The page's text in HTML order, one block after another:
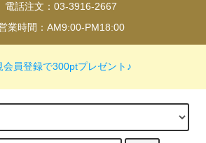
電話注文：03-3916-2667
業時間：AM9:00-PM18:00
会員登録で300ptプレゼント♪